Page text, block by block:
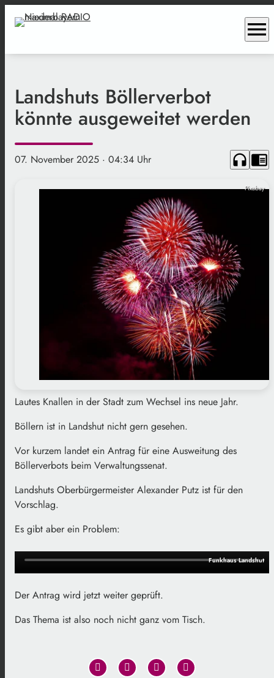
menu
Landshuts Böllerverbot
könnte ausgeweitet werden
07. November 2025 · 04:34 Uhr headphones chrome_reader_mode
Pixabay
Lautes Knallen in der Stadt zum Wechsel ins neue Jahr.
Böllern ist in Landshut nicht gern gesehen.
Vor kurzem landet ein Antrag für eine Ausweitung des
Böllerverbots beim Verwaltungssenat.
Landshuts Oberbürgermeister Alexander Putz ist für den
Vorschlag.
Es gibt aber ein Problem:
Funkhaus Landshut
Der Antrag wird jetzt weiter geprüft.
Das Thema ist also noch nicht ganz vom Tisch.